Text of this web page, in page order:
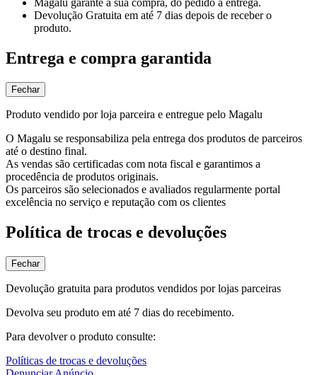
Magalu garante a sua compra, do pedido à entrega.
Devolução Gratuita em até 7 dias depois de receber o
produto.
Entrega e compra garantida
Fechar
Produto vendido por loja parceira e entregue pelo Magalu
O Magalu se responsabiliza pela entrega dos produtos de parceiros
até o destino final.
As vendas são certificadas com nota fiscal e garantimos a
procedência de produtos originais.
Os parceiros são selecionados e avaliados regularmente portal
excelência no serviço e reputação com os clientes
Política de trocas e devoluções
Fechar
Devolução gratuita para produtos vendidos por lojas parceiras
Devolva seu produto em até 7 dias do recebimento.
Para devolver o produto consulte:
Políticas de trocas e devoluções